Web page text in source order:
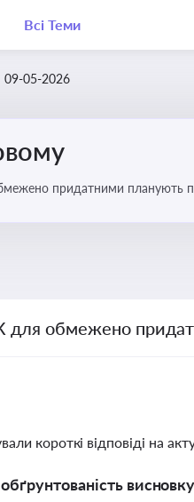
Всі Теми
09-05-2026
придатними планують
для обмежено
короткі відповіді на